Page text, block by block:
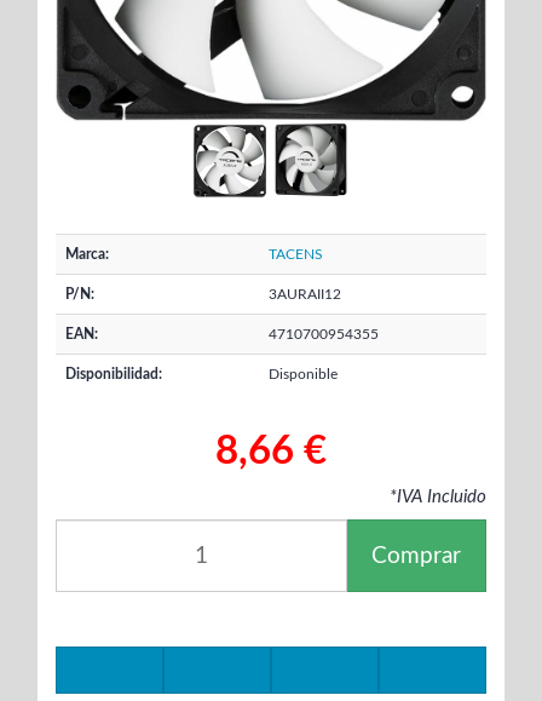
Marca: TACENS
P/N: 3AURAII12
EAN: 4710700954355
Disponibilidad: Disponible
8,66 €
*IVA Incluido
Comprar